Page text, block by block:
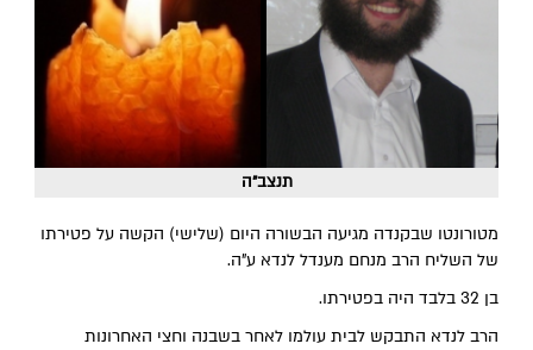
תנצב"ה
מטורונטו שבקנדה מגיעה הבשורה היום (שלישי) הקשה על פטירתו
של השליח הרב מנחם מענדל לנדא ע"ה.
בן 32 בלבד היה בפטירתו.
הרב לנדא התבקש לבית עולמו לאחר בשבנה וחצי האחרונות